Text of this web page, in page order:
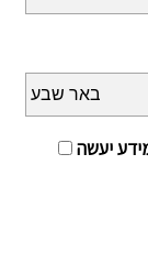
יעשה